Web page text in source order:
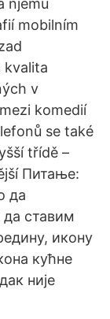
njemu
mobilním
kvalita
v
komedií
se také
třídě –
Питање:
да
ставим
икону
кућне
није